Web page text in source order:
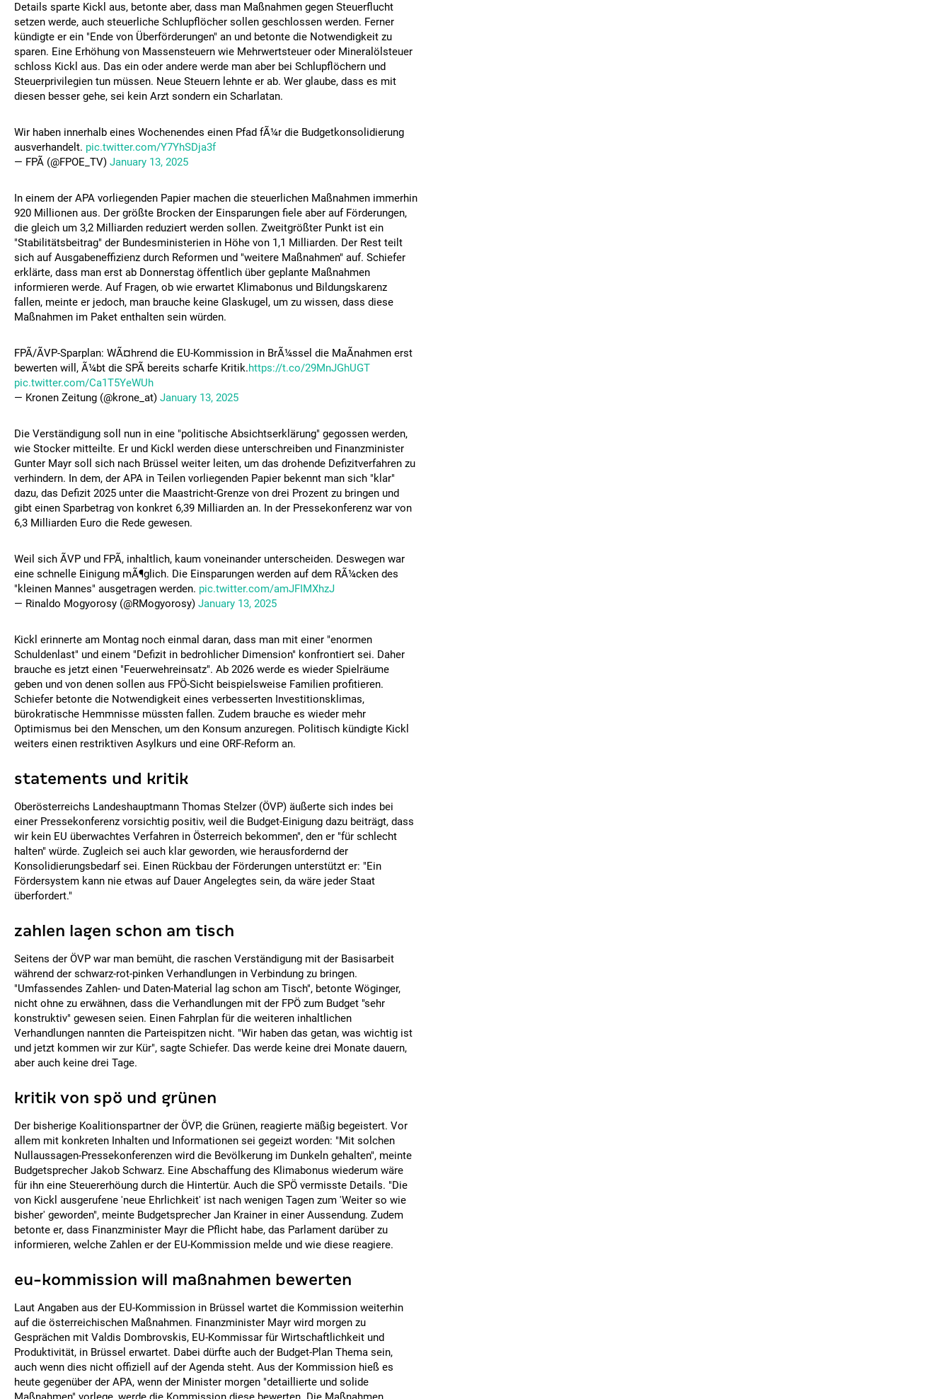
Details sparte Kickl aus, betonte aber, dass man Maßnahmen gegen Steuerflucht
setzen werde, auch steuerliche Schlupflöcher sollen geschlossen werden. Ferner
kündigte er ein "Ende von Überförderungen" an und betonte die Notwendigkeit zu
sparen. Eine Erhöhung von Massensteuern wie Mehrwertsteuer oder Mineralölsteuer
schloss Kickl aus. Das ein oder andere werde man aber bei Schlupflöchern und
Steuerprivilegien tun müssen. Neue Steuern lehnte er ab. Wer glaube, dass es mit
diesen besser gehe, sei kein Arzt sondern ein Scharlatan.
Wir haben innerhalb eines Wochenendes einen Pfad fÃ¼r die Budgetkonsolidierung
ausverhandelt. pic.twitter.com/Y7YhSDja3f
— FPÃ (@FPOE_TV) January 13, 2025
In einem der APA vorliegenden Papier machen die steuerlichen Maßnahmen immerhin
920 Millionen aus. Der größte Brocken der Einsparungen fiele aber auf Förderungen,
die gleich um 3,2 Milliarden reduziert werden sollen. Zweitgrößter Punkt ist ein
"Stabilitätsbeitrag" der Bundesministerien in Höhe von 1,1 Milliarden. Der Rest teilt
sich auf Ausgabeneffizienz durch Reformen und "weitere Maßnahmen" auf. Schiefer
erklärte, dass man erst ab Donnerstag öffentlich über geplante Maßnahmen
informieren werde. Auf Fragen, ob wie erwartet Klimabonus und Bildungskarenz
fallen, meinte er jedoch, man brauche keine Glaskugel, um zu wissen, dass diese
Maßnahmen im Paket enthalten sein würden.
FPÃ/ÃVP-Sparplan: WÃ¤hrend die EU-Kommission in BrÃ¼ssel die MaÃnahmen erst
bewerten will, Ã¼bt die SPÃ bereits scharfe Kritik.https://t.co/29MnJGhUGT
pic.twitter.com/Ca1T5YeWUh
— Kronen Zeitung (@krone_at) January 13, 2025
Die Verständigung soll nun in eine "politische Absichtserklärung" gegossen werden,
wie Stocker mitteilte. Er und Kickl werden diese unterschreiben und Finanzminister
Gunter Mayr soll sich nach Brüssel weiter leiten, um das drohende Defizitverfahren zu
verhindern. In dem, der APA in Teilen vorliegenden Papier bekennt man sich "klar"
dazu, das Defizit 2025 unter die Maastricht-Grenze von drei Prozent zu bringen und
gibt einen Sparbetrag von konkret 6,39 Milliarden an. In der Pressekonferenz war von
6,3 Milliarden Euro die Rede gewesen.
Weil sich ÃVP und FPÃ, inhaltlich, kaum voneinander unterscheiden. Deswegen war
eine schnelle Einigung mÃ¶glich. Die Einsparungen werden auf dem RÃ¼cken des
"kleinen Mannes" ausgetragen werden. pic.twitter.com/amJFIMXhzJ
— Rinaldo Mogyorosy (@RMogyorosy) January 13, 2025
Kickl erinnerte am Montag noch einmal daran, dass man mit einer "enormen
Schuldenlast" und einem "Defizit in bedrohlicher Dimension" konfrontiert sei. Daher
brauche es jetzt einen "Feuerwehreinsatz". Ab 2026 werde es wieder Spielräume
geben und von denen sollen aus FPÖ-Sicht beispielsweise Familien profitieren.
Schiefer betonte die Notwendigkeit eines verbesserten Investitionsklimas,
bürokratische Hemmnisse müssten fallen. Zudem brauche es wieder mehr
Optimismus bei den Menschen, um den Konsum anzuregen. Politisch kündigte Kickl
weiters einen restriktiven Asylkurs und eine ORF-Reform an.
statements und kritik
Oberösterreichs Landeshauptmann Thomas Stelzer (ÖVP) äußerte sich indes bei
einer Pressekonferenz vorsichtig positiv, weil die Budget-Einigung dazu beiträgt, dass
wir kein EU überwachtes Verfahren in Österreich bekommen", den er "für schlecht
halten" würde. Zugleich sei auch klar geworden, wie herausfordernd der
Konsolidierungsbedarf sei. Einen Rückbau der Förderungen unterstützt er: "Ein
Fördersystem kann nie etwas auf Dauer Angelegtes sein, da wäre jeder Staat
überfordert."
zahlen lagen schon am tisch
Seitens der ÖVP war man bemüht, die raschen Verständigung mit der Basisarbeit
während der schwarz-rot-pinken Verhandlungen in Verbindung zu bringen.
"Umfassendes Zahlen- und Daten-Material lag schon am Tisch", betonte Wöginger,
nicht ohne zu erwähnen, dass die Verhandlungen mit der FPÖ zum Budget "sehr
konstruktiv" gewesen seien. Einen Fahrplan für die weiteren inhaltlichen
Verhandlungen nannten die Parteispitzen nicht. "Wir haben das getan, was wichtig ist
und jetzt kommen wir zur Kür", sagte Schiefer. Das werde keine drei Monate dauern,
aber auch keine drei Tage.
kritik von spö und grünen
Der bisherige Koalitionspartner der ÖVP, die Grünen, reagierte mäßig begeistert. Vor
allem mit konkreten Inhalten und Informationen sei gegeizt worden: "Mit solchen
Nullaussagen-Pressekonferenzen wird die Bevölkerung im Dunkeln gehalten", meinte
Budgetsprecher Jakob Schwarz. Eine Abschaffung des Klimabonus wiederum wäre
für ihn eine Steuererhöung durch die Hintertür. Auch die SPÖ vermisste Details. "Die
von Kickl ausgerufene 'neue Ehrlichkeit' ist nach wenigen Tagen zum 'Weiter so wie
bisher' geworden", meinte Budgetsprecher Jan Krainer in einer Aussendung. Zudem
betonte er, dass Finanzminister Mayr die Pflicht habe, das Parlament darüber zu
informieren, welche Zahlen er der EU-Kommission melde und wie diese reagiere.
eu-kommission will maßnahmen bewerten
Laut Angaben aus der EU-Kommission in Brüssel wartet die Kommission weiterhin
auf die österreichischen Maßnahmen. Finanzminister Mayr wird morgen zu
Gesprächen mit Valdis Dombrovskis, EU-Kommissar für Wirtschaftlichkeit und
Produktivität, in Brüssel erwartet. Dabei dürfte auch der Budget-Plan Thema sein,
auch wenn dies nicht offiziell auf der Agenda steht. Aus der Kommission hieß es
heute gegenüber der APA, wenn der Minister morgen "detaillierte und solide